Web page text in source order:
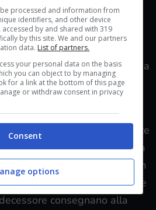
il peso degli anni con
da ignorare. I controlli di
di telecamere fisse, sono
la vita del giocatore più di una
tentativo di mostrarsi più
predecessore, finisce
rovinosamente. Una difficoltà
profondità del combat system
non in grado di reggere
consegnano alla
processed and information from
identifiers, and other device
by and shared with 319
by this site. We and our partners
data. List of partners.
your personal data on the basis
you can object to by managing
for a link at the bottom of this page
or withdraw consent in privacy
Consent
options